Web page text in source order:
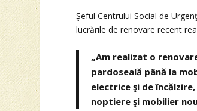
Şeful Centrului Social de
lucrările de renovare recent
„Am realizat o
pardoseală până la
electrice şi de
noptiere şi mobilier